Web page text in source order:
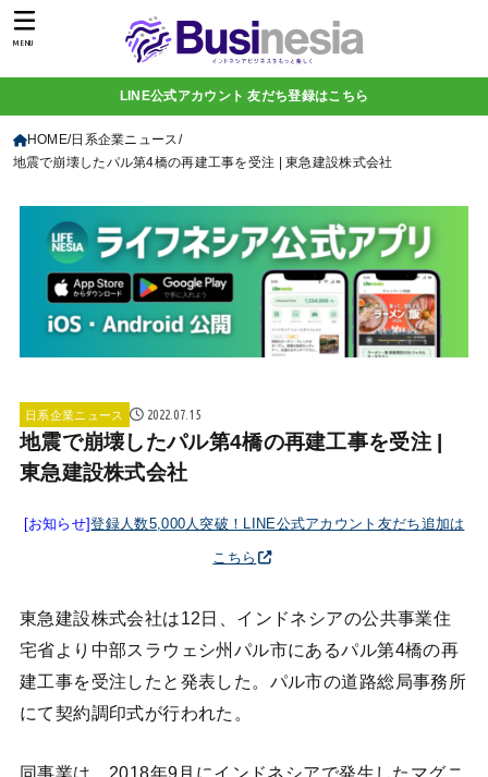
MENU
LINE公式アカウント 友だち登録はこちら
HOME 日系企業ニュース
地震で崩壊したパル第4橋の再建工事を受注 | 東急建設株式会社
日系企業ニュース 2022.07.15
地震で崩壊したパル第4橋の再建工事を受注 |
東急建設株式会社
[お知らせ]登録人数5,000人突破！LINE公式アカウント友だち追加は
こちら
東急建設株式会社は12日、インドネシアの公共事業住
宅省より中部スラウェシ州パル市にあるパル第4橋の再
建工事を受注したと発表した。パル市の道路総局事務所
にて契約調印式が行われた。
同事業は、2018年9月にインドネシアで発生したマグニ